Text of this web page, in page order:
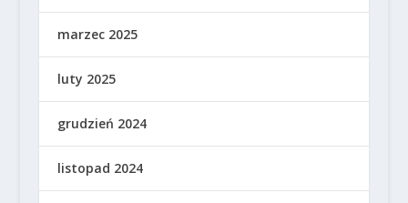
marzec 2025
luty 2025
grudzień 2024
listopad 2024